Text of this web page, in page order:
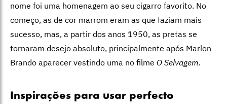
nome foi uma homenagem ao seu cigarro favorito. No
começo, as de cor marrom eram as que faziam mais
sucesso, mas, a partir dos anos 1950, as pretas se
tornaram desejo absoluto, principalmente após Marlon
Brando aparecer vestindo uma no filme O Selvagem.
Inspirações para usar perfecto